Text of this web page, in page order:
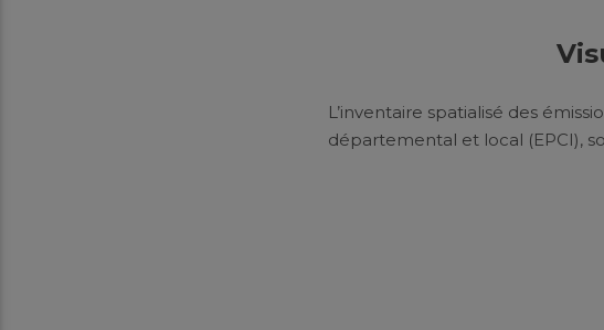
L’inventaire spatialisé des
départemental et local (EPCI),